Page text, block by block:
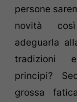
persone
novità
adeguarla
tradizioni
principi?
grossa